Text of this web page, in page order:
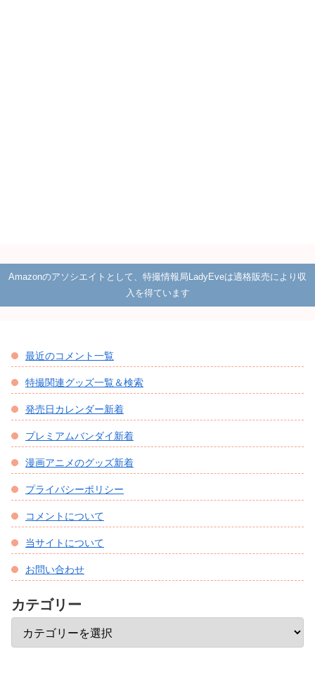
Amazonのアソシエイトとして、特撮情報局LadyEveは適格販売により収
入を得ています
最近のコメント一覧
特撮関連グッズ一覧＆検索
発売日カレンダー新着
プレミアムバンダイ新着
漫画アニメのグッズ新着
プライバシーポリシー
コメントについて
当サイトについて
お問い合わせ
カテゴリー